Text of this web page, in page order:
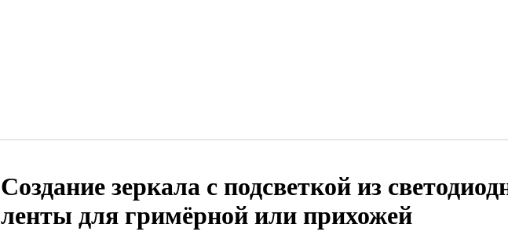
Создание зеркала с подсветкой из
ленты для гримёрной или прихожей